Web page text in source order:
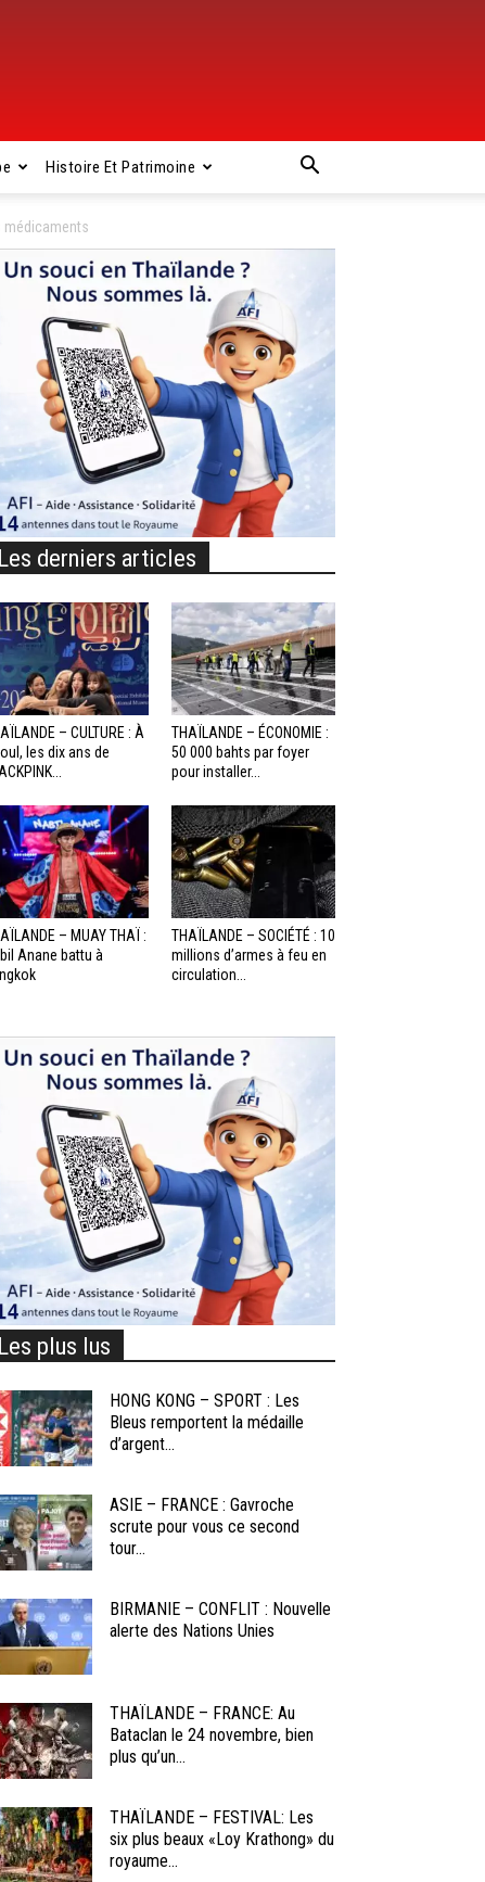
Histoire Et Patrimoine
médicaments
Les derniers articles
– CULTURE : À
les dix ans de
THAÏLANDE – ÉCONOMIE :
50 000 bahts par foyer
pour installer...
– MUAY THAÏ :
Anane battu à
THAÏLANDE – SOCIÉTÉ : 10
millions d’armes à feu en
circulation...
Les plus lus
HONG KONG – SPORT : Les
Bleus remportent la médaille
d’argent...
ASIE – FRANCE : Gavroche
scrute pour vous ce second
tour...
BIRMANIE – CONFLIT : Nouvelle
alerte des Nations Unies
THAÏLANDE – FRANCE: Au
Bataclan le 24 novembre, bien
plus qu’un...
THAÏLANDE – FESTIVAL: Les
six plus beaux «Loy Krathong» du
royaume...